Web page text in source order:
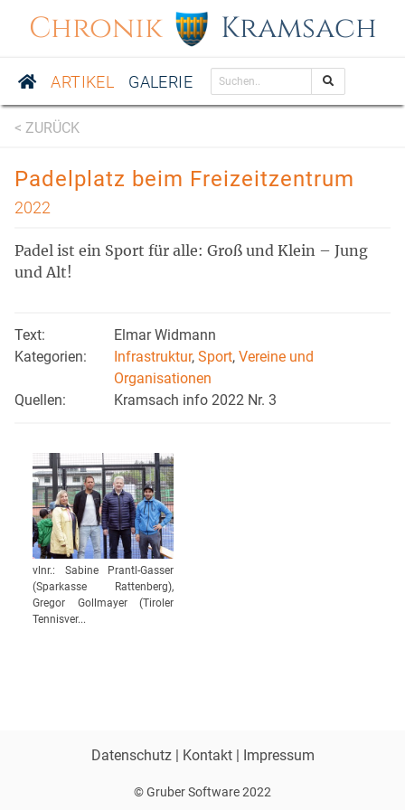
Chronik Kramsach
ARTIKEL GALERIE
< ZURÜCK
Padelplatz beim Freizeitzentrum
2022
Padel ist ein Sport für alle: Groß und Klein – Jung
und Alt!
Text:
Elmar Widmann
Kategorien:
Infrastruktur, Sport, Vereine und
Organisationen
Quellen:
Kramsach info 2022 Nr. 3
vlnr.: Sabine Prantl-Gasser
(Sparkasse Rattenberg),
Gregor Gollmayer (Tiroler
Tennisver...
Datenschutz| Kontakt| Impressum
© Gruber Software 2022